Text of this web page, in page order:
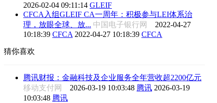
2026-02-04 09:11:14 GLEIF
CFCA入组GLEIF CA一周年：积极参与LEI体系治
理，放眼全球、放... 中国电子银行网 2022-04-27
10:18:39 CFCA 2022-04-27 10:18:39 CFCA
猜你喜欢
腾讯财报：金融科技及企业服务全年营收超2200亿元
移动支付网 2026-03-19 10:03:48 腾讯 2026-03-19
10:03:48 腾讯